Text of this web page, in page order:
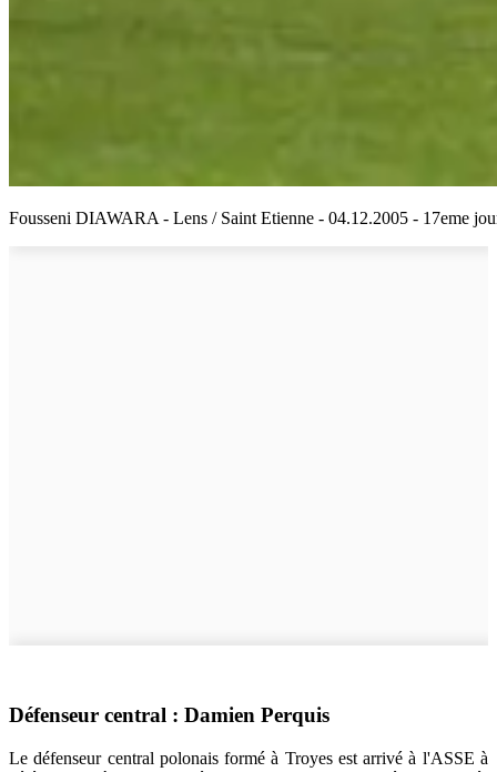
Fousseni DIAWARA - Lens / Saint Etienne - 04.12.2005 - 17eme
Défenseur central : Damien Perquis
Le défenseur central polonais formé à Troyes est arrivé à l'ASSE à